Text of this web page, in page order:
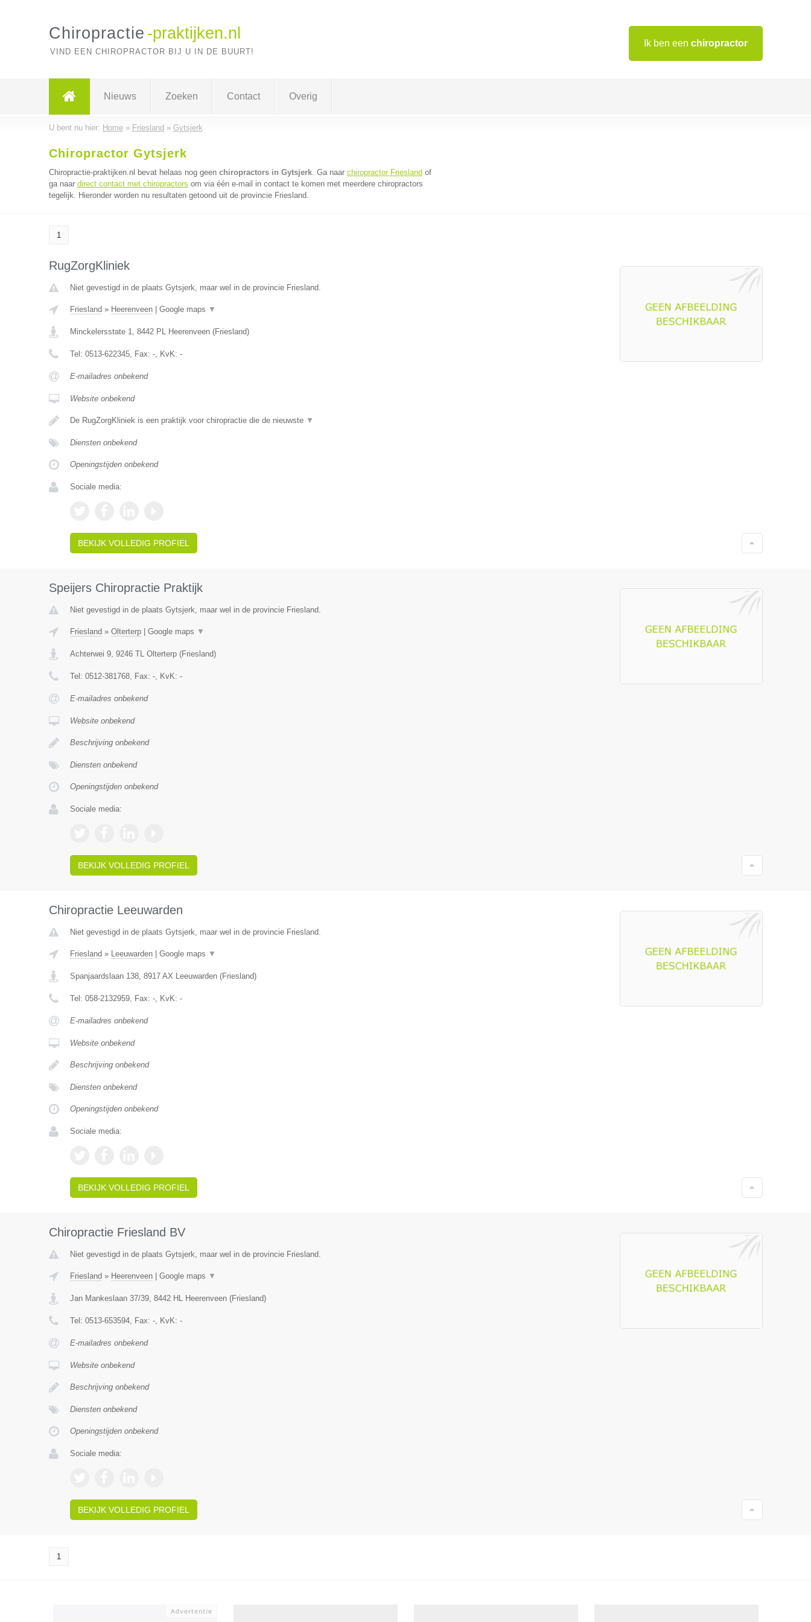
Ik ben een chiropractor
Chiropractie -praktijken.nl
VIND EEN CHIROPRACTOR BIJ U IN DE BUURT!
Nieuws Zoeken Contact Overig
U bent nu hier: Home» Friesland » Gytsjerk
Chiropractor Gytsjerk
Chiropractie-praktijken.nl bevat helaas nog geen chiropractors in Gytsjerk. Ga naar chiropractor Friesland of
ga naar direct contact met chiropractors om via één e-mail in contact te komen met meerdere chiropractors
tegelijk. Hieronder worden nu resultaten getoond uit de provincie Friesland.
1
RugZorgKliniek
Niet gevestigd in de plaats Gytsjerk, maar wel in de provincie Friesland.
Friesland » Heerenveen| Google maps ▼
Minckelersstate 1, 8442 PL Heerenveen(Friesland)
Tel: 0513-622345, Fax: -, KvK: -
E-mailadres onbekend
Website onbekend
De RugZorgKliniek is een praktijk voor chiropractie die de nieuwste ▼
Diensten onbekend
Openingstijden onbekend
Sociale media:
BEKIJK VOLLEDIG PROFIEL
Speijers Chiropractie Praktijk
Niet gevestigd in de plaats Gytsjerk, maar wel in de provincie Friesland.
Friesland » Olterterp| Google maps ▼
Achterwei 9, 9246 TL Olterterp(Friesland)
Tel: 0512-381768, Fax: -, KvK: -
E-mailadres onbekend
Website onbekend
Beschrijving onbekend
Diensten onbekend
Openingstijden onbekend
Sociale media:
BEKIJK VOLLEDIG PROFIEL
Chiropractie Leeuwarden
Niet gevestigd in de plaats Gytsjerk, maar wel in de provincie Friesland.
Friesland » Leeuwarden| Google maps ▼
Spanjaardslaan 138, 8917 AX Leeuwarden(Friesland)
Tel: 058-2132959, Fax: -, KvK: -
E-mailadres onbekend
Website onbekend
Beschrijving onbekend
Diensten onbekend
Openingstijden onbekend
Sociale media:
BEKIJK VOLLEDIG PROFIEL
Chiropractie Friesland BV
Niet gevestigd in de plaats Gytsjerk, maar wel in de provincie Friesland.
Friesland » Heerenveen| Google maps ▼
Jan Mankeslaan 37/39, 8442 HL Heerenveen(Friesland)
Tel: 0513-653594, Fax: -, KvK: -
E-mailadres onbekend
Website onbekend
Beschrijving onbekend
Diensten onbekend
Openingstijden onbekend
Sociale media:
BEKIJK VOLLEDIG PROFIEL
1